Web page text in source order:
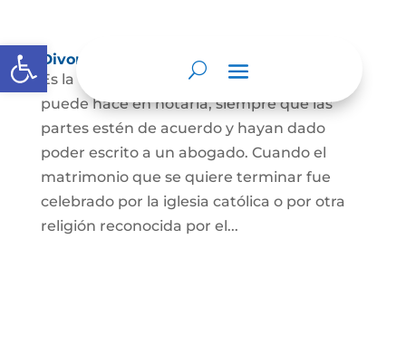
Abrir barra de herramientas
Divorcio
Es la terminación del Matrimonio Civil y se
puede hace en notaría, siempre que las
partes estén de acuerdo y hayan dado
poder escrito a un abogado. Cuando el
matrimonio que se quiere terminar fue
celebrado por la iglesia católica o por otra
religión reconocida por el...